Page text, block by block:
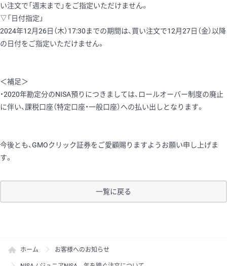
い注文で「週末まで」をご指定いただけません。
▽「日付指定」
2024年12月26日（木）17:30までの期間は、買い注文で12月27日（金）以降
の日付をご指定いただけません。
＜補足＞
・2020年勘定分のNISA預りにつきましては、ロールオーバー制度の廃止
に伴い、課税口座（特定口座・一般口座）への払い出しとなります。
今後とも、GMOクリック証券をご愛顧賜りますようお願い申し上げま
す。
一覧に戻る
ホーム お客様へのお知らせ